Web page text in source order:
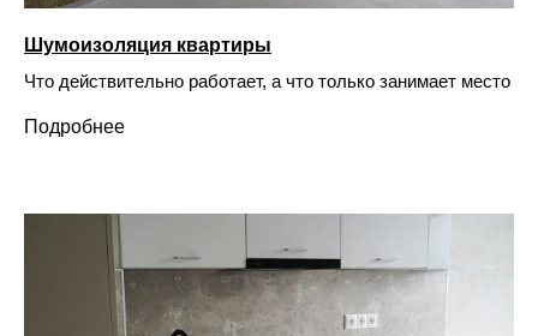
Шумоизоляция квартиры
Что действительно работает, а что только занимает место
Подробнее